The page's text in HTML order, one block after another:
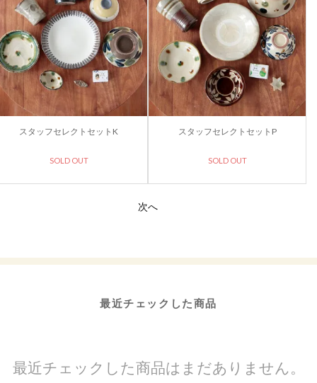
スタッフセレクトセットK
SOLD OUT
スタッフセレクトセットP
SOLD OUT
次へ
最近チェックした商品
最近チェックした商品はまだありません。